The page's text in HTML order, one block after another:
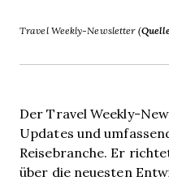
Travel Weekly-Newsletter (
Der Travel Weekly-
Updates und
Reisebranche. Er
über die neuesten